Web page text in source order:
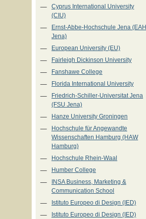
Cyprus International University
(CIU)
Ernst-Abbe-Hochschule Jena (EAH
Jena)
European University (EU)
Fairleigh Dickinson University
Fanshawe College
Florida International University
Friedrich-Schiller-Universitat Jena
(FSU Jena)
Hanze University Groningen
Hochschule für Angewandte
Wissenschaften Hamburg (HAW
Hamburg)
Hochschule Rhein-Waal
Humber College
INSA Business, Marketing &
Communication School
Istituto Europeo di Design (IED)
Istituto Europeo di Design (IED)